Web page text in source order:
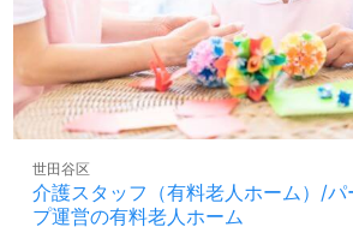
介護スタッフ（有料老人ホーム）/
プ運営の有料老人ホーム
世田谷区